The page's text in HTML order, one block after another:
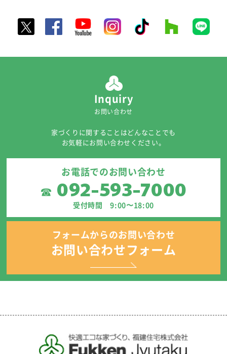
Inquiry
お問い合わせ
家づくりに関することはどんなことでも
お気軽にお問い合わせください。
お電話でのお問い合わせ
☎ 092-593-7000
受付時間 9:00〜18:00
フォームからのお問い合わせ
お問い合わせフォーム